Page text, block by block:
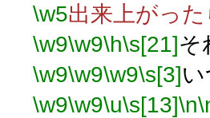
\w5出来上がっ
\w9\w9\h\s[21]そ
\w9\w9\w9\s[3]
\w9\w9\u\s[13]\n